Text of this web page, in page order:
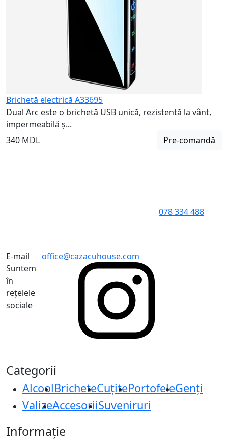
Brichetă electrică A33695
Dual Arc este o brichetă USB unică, rezistentă la vânt,
impermeabilă ș...
340 MDL
Pre-comandă
078 334 488
E-mail
office@cazacuhouse.com
Suntem
în
rețelele
sociale
Categorii
AlcoolBricheteCuțitePortofeleGenți
ValizeAccesoriiSuveniruri
Informație